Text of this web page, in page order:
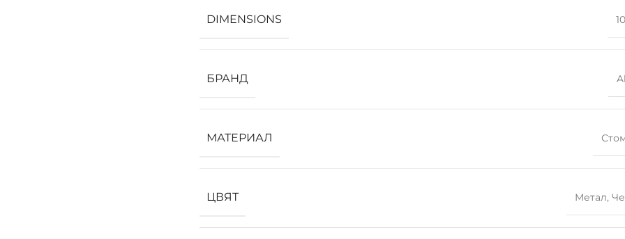
DIMENSIONS
БРАНД
МАТЕРИАЛ
ЦВЯТ Метал,